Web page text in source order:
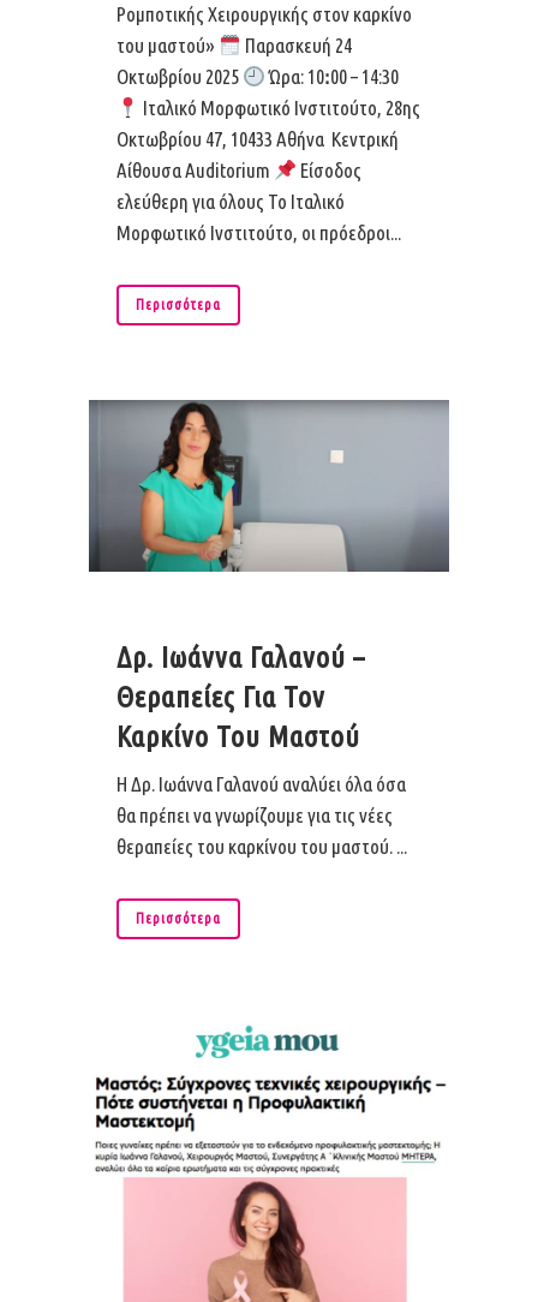
Ρομποτικής Χειρουργικής στον καρκίνο
του μαστού»
Παρασκευή 24
Οκτωβρίου 2025
Ώρα: 10ꓽ00 – 14:30
Ιταλικό Μορφωτικό Ινστιτούτο, 28ης
Οκτωβρίου 47, 10433 Αθήνα Κεντρική
Αίθουσα Auditorium
Είσοδος
ελεύθερη για όλους Το Ιταλικό
Μορφωτικό Ινστιτούτο, οι πρόεδροι...
Περισσότερα
Δρ. Ιωάννα Γαλανού –
Θεραπείες Για Τον
Καρκίνο Του Μαστού
Η Δρ. Ιωάννα Γαλανού αναλύει όλα όσα
θα πρέπει να γνωρίζουμε για τις νέες
θεραπείες του καρκίνου του μαστού. ...
Περισσότερα